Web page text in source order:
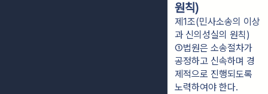
원칙)
제1조(민사소송의 이상
과 신의성실의 원칙)
①법원은 소송절차가
공정하고 신속하며 경
제적으로 진행되도록
노력하여야 한다.